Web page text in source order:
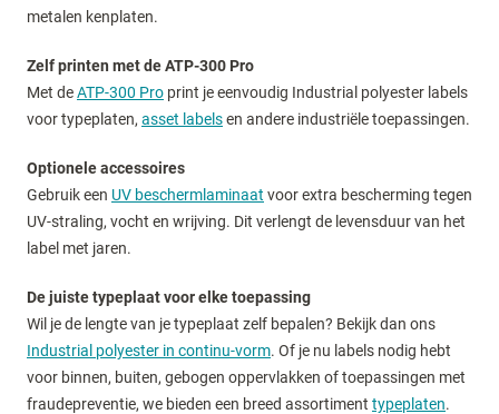
metalen kenplaten.
Zelf printen met de ATP-300 Pro
Met deATP-300 Pro print je eenvoudig Industrial polyester labels
voor typeplaten, asset labelsen andere industriële toepassingen.
Optionele accessoires
Gebruik een UV beschermlaminaat voor extra bescherming tegen
UV-straling, vocht en wrijving. Dit verlengt de levensduur van het
label met jaren.
De juiste typeplaat voor elke toepassing
Wil je de lengte van je typeplaat zelf bepalen? Bekijk dan ons
Industrial polyester in continu-vorm. Of je nu labels nodig hebt
voor binnen, buiten, gebogen oppervlakken of toepassingen met
fraudepreventie, we bieden een breed assortiment typeplaten.